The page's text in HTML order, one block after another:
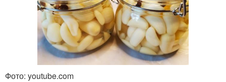
Фото: youtube.com